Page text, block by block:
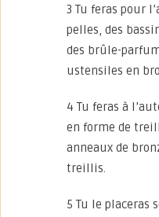
3 Tu feras pour
pelles, des
des brûle-
ustensiles en
4 Tu feras à
en forme de
anneaux de
treillis.
5 Tu le placeras